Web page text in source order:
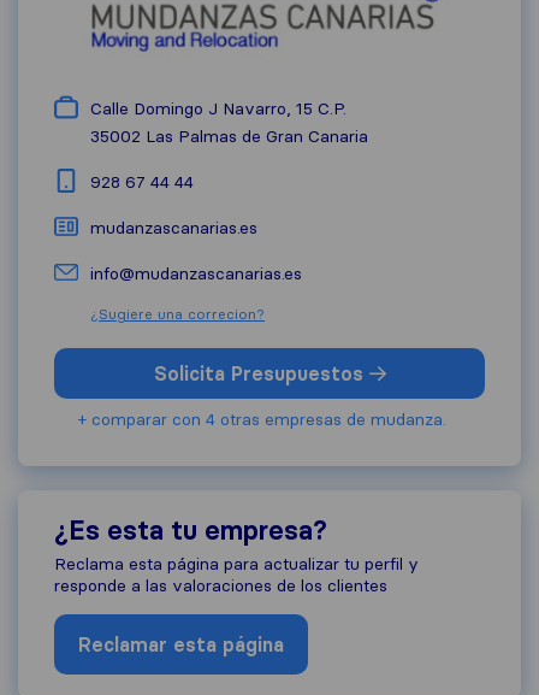
Calle Domingo J Navarro, 15 C.P.
35002 Las Palmas de Gran Canaria
928 67 44 44
mudanzascanarias.es
info@mudanzascanarias.es
¿Sugiere una correcion?
Solicita Presupuestos
+ comparar con 4 otras empresas de mudanza.
¿Es esta tu empresa?
Reclama esta página para actualizar tu perfil y
responde a las valoraciones de los clientes
Reclamar esta página